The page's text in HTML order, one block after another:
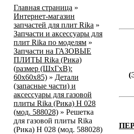
Главная страница »
Интернет-магазин
запчастей для плит Rika »
Запчасти и аксессуары для
плит Rika по моделям »
Запчасти на ГАЗОВЫЕ
ПЛИТЫ Rika (Рика)
(размер (ШхГхВ):
60х60х85) » Детали
(запасные части) и
аксессуары для газовой
плиты Rika (Рика) Н 028
(мод. 588028) » Решетка
для газовой плиты Rika
(Рика) Н 028 (мод. 588028)